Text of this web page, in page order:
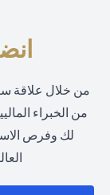
من خلال علاقة
من الخبراء
لك وفرص